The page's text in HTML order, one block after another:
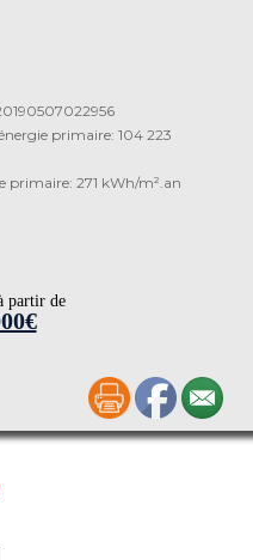
primaire: 104 223
primaire: 271 kWh/m².an
partir de